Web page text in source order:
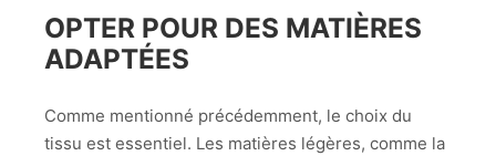
OPTER POUR DES MATIÈRES
ADAPTÉES
Comme mentionné précédemment, le choix du
tissu est essentiel. Les matières légères, comme la